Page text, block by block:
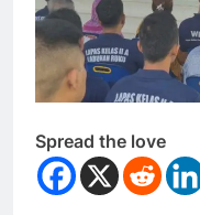
Spread the love